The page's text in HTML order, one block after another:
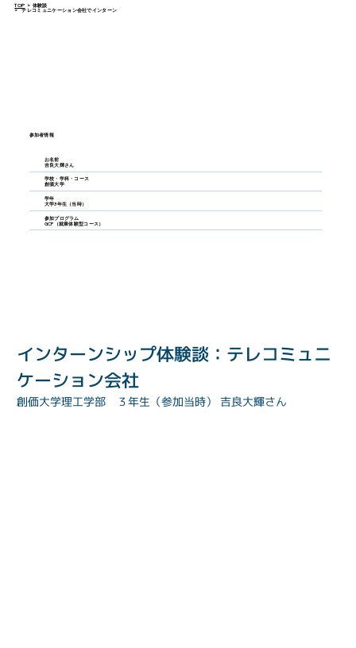
TOP > 体験談
> テレコミュニケーション会社でインターン
参加者情報
お名前
吉良大輝さん
学校・学科・コース
創価大学
学年
大学3年生（当時）
参加プログラム
GCP（就業体験型コース）
インターンシップ体験談：テレコミュニ
ケーション会社
創価大学理工学部　３年生（参加当時） 吉良大輝さん